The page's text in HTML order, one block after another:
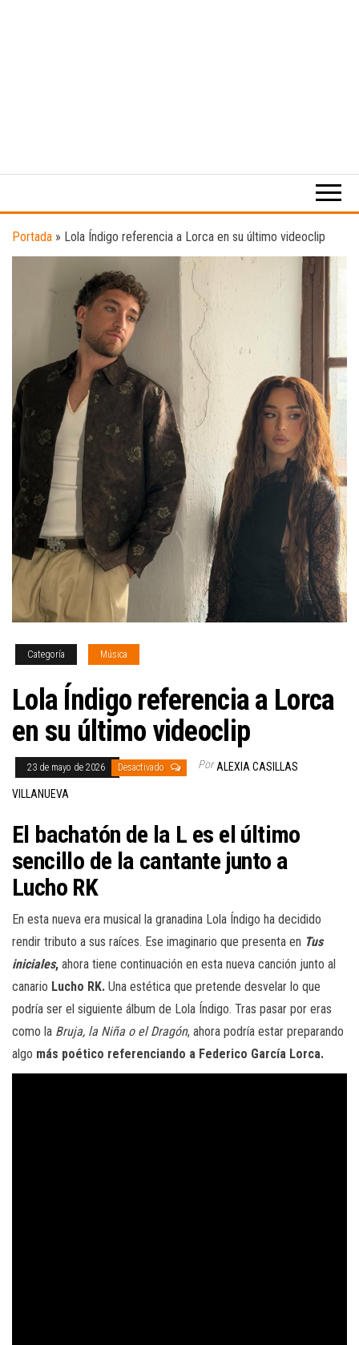
digital
el
la
música.
Portada » Lola Índigo referencia a Lorca en su último videoclip
Categoría Música
Lola Índigo referencia a Lorca
en su último videoclip
23 de mayo de 2026 Desactivado Por ALEXIA CASILLAS
VILLANUEVA
El bachatón de la L es el último
sencillo de la cantante junto a
Lucho RK
En esta nueva era musical la granadina Lola Índigo ha decidido
rendir tributo a sus raíces. Ese imaginario que presenta en Tus
iniciales, ahora tiene continuación en esta nueva canción junto al
canario Lucho RK. Una estética que pretende desvelar lo que
podría ser el siguiente álbum de Lola Índigo. Tras pasar por eras
como la Bruja, la Niña o el Dragón, ahora podría estar preparando
algo más poético referenciando a Federico García Lorca.